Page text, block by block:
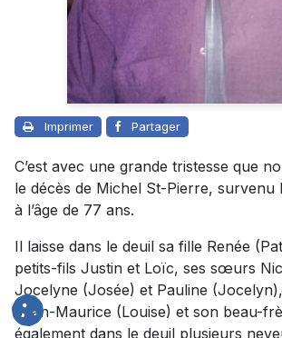
Imprimer Partager
C’est avec une grande tristesse que
le décès de Michel St-Pierre, survenu
à l’âge de 77 ans.
Il laisse dans le deuil sa fille Renée
petits-fils Justin et Loïc, ses sœurs
Jocelyne (Josée) et Pauline
Jean-Maurice (Louise) et son beau-
également dans le deuil plusieurs